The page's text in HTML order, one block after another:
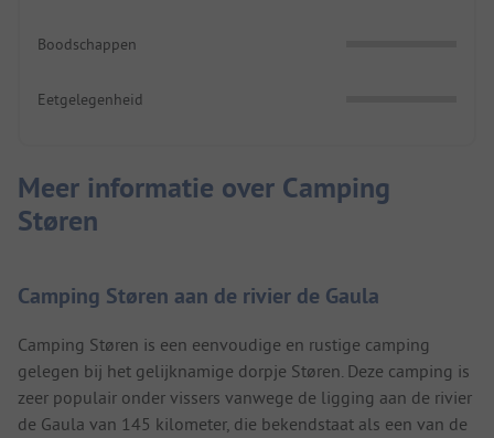
Boodschappen
Eetgelegenheid
Meer informatie over Camping
Støren
Camping Støren aan de rivier de Gaula
Camping Støren is een eenvoudige en rustige camping
gelegen bij het gelijknamige dorpje Støren. Deze camping is
zeer populair onder vissers vanwege de ligging aan de rivier
de Gaula van 145 kilometer, die bekendstaat als een van de